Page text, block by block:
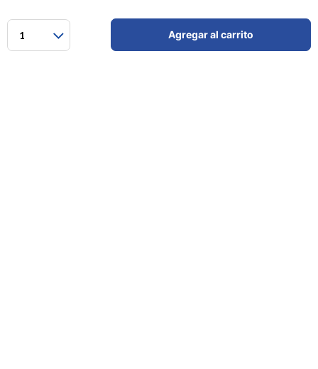
1 Agregar al carrito